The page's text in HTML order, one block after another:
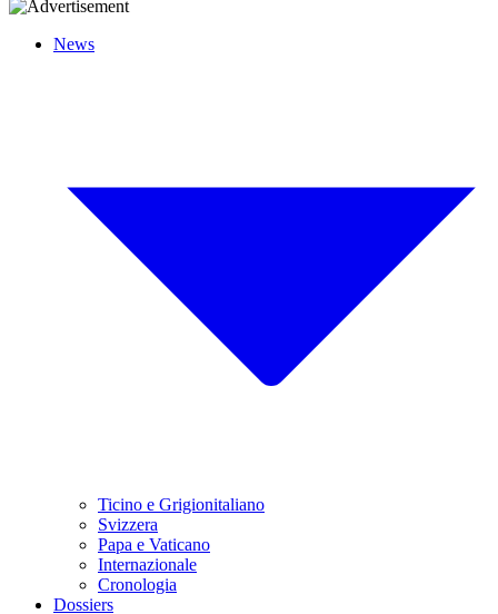
News
Ticino e Grigionitaliano
Svizzera
Papa e Vaticano
Internazionale
Cronologia
Dossiers